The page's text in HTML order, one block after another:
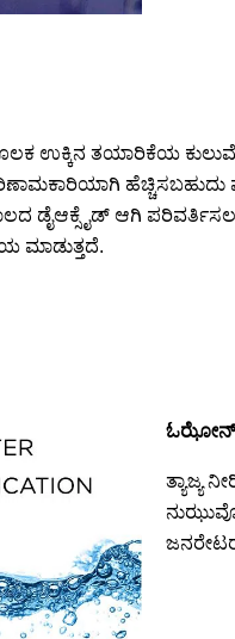
ಉಕ್ಕಿನ ತಯಾರಿಕೆಯ
ಡೈಆಕ್ಸೈಡ್ ಆಗಿ ಪರಿವರ್ತಿಸಲು
ಮಾಡುತ್ತದೆ.
ಓಝೋನ್
ತ್ಯಾಜ್ಯ